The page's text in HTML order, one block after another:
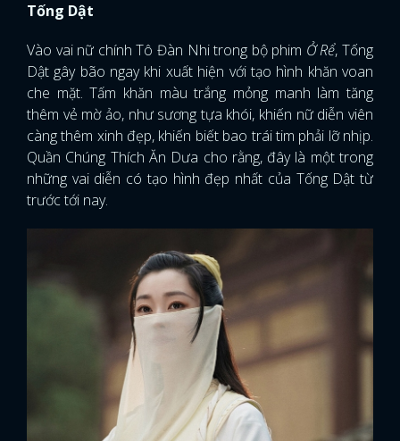
Tống Dật
Vào vai nữ chính Tô Đàn Nhi trong bộ phim Ở Rể, Tống
Dật gây bão ngay khi xuất hiện với tạo hình khăn voan
che mặt. Tấm khăn màu trắng mỏng manh làm tăng
thêm vẻ mờ ảo, như sương tựa khói, khiến nữ diễn viên
càng thêm xinh đẹp, khiến biết bao trái tim phải lỡ nhịp.
Quần Chúng Thích Ăn Dưa cho rằng, đây là một trong
những vai diễn có tạo hình đẹp nhất của Tống Dật từ
trước tới nay.